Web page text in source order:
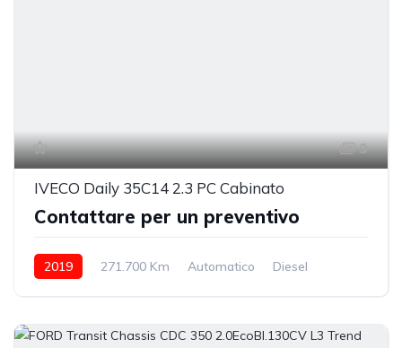
9
IVECO Daily 35C14 2.3 PC Cabinato
Contattare per un preventivo
2019 271.700 Km Automatico
Diesel